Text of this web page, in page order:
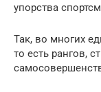
упорства
Так, во многих
то есть рангов,